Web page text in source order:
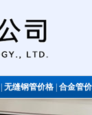
无缝钢管价格合金管